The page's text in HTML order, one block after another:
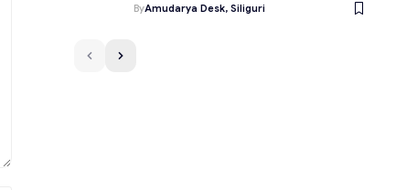
ByAmudarya Desk, Siliguri